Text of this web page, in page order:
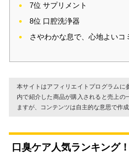
7位 サプリメント
8位 口腔洗浄器
さやわかな息で、心地よいコ
本サイトはアフィリエイトプログラムに
内で紹介した商品が購入されると売上の
ますが、コンテンツは自主的な意思で作成
口臭ケア人気ランキング！